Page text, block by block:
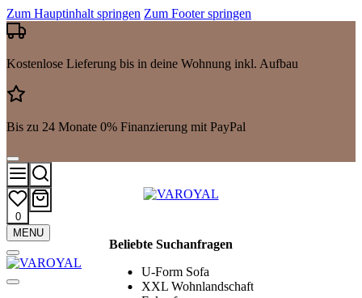
Zum Hauptinhalt springen Zum Footer springen
Kostenlose Lieferung bis in deine Wohnung inkl. Aufbau
Bis zu 24 Monate 0% Finanzierung mit PayPal
0
Beliebte Suchanfragen
U-Form Sofa
XXL Wohnlandschaft
Suchergebnisse
MENU